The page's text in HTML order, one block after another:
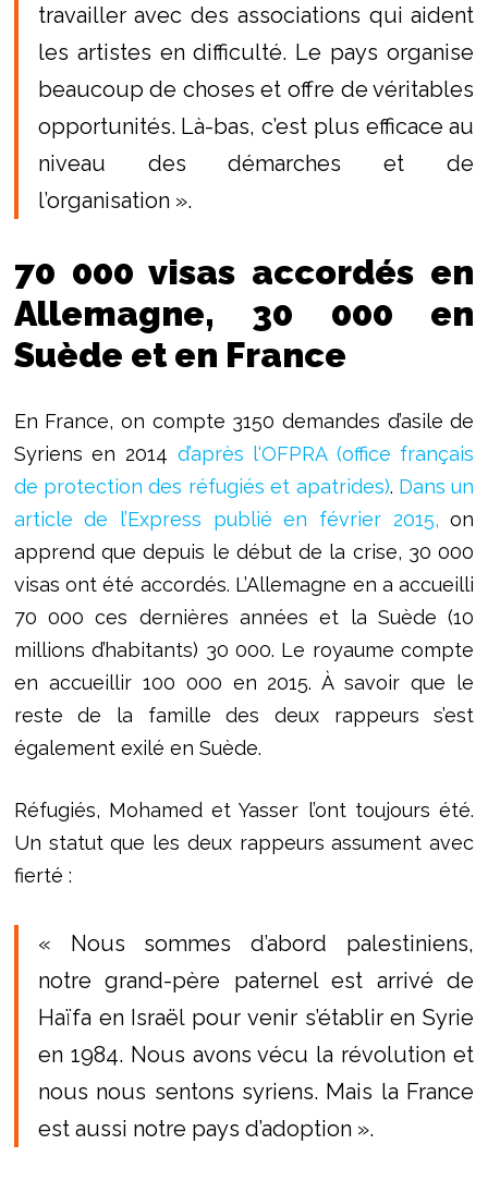
travailler avec des associations qui aident
les artistes en difficulté. Le pays organise
beaucoup de choses et offre de véritables
opportunités. Là-bas, c’est plus efficace au
niveau des démarches et de
l’organisation ».
70 000 visas accordés en
Allemagne, 30 000 en
Suède et en France
En France, on compte 3150 demandes d’asile de
Syriens en 2014 d’après l‘OFPRA (office français
de protection des réfugiés et apatrides). Dans un
article de l’Express publié en février 2015, on
apprend que depuis le début de la crise, 30 000
visas ont été accordés. L’Allemagne en a accueilli
70 000 ces dernières années et la Suède (10
millions d’habitants) 30 000. Le royaume compte
en accueillir 100 000 en 2015. À savoir que le
reste de la famille des deux rappeurs s’est
également exilé en Suède.
Réfugiés, Mohamed et Yasser l’ont toujours été.
Un statut que les deux rappeurs assument avec
fierté :
« Nous sommes d’abord palestiniens,
notre grand-père paternel est arrivé de
Haïfa en Israël pour venir s’établir en Syrie
en 1984. Nous avons vécu la révolution et
nous nous sentons syriens. Mais la France
est aussi notre pays d’adoption ».